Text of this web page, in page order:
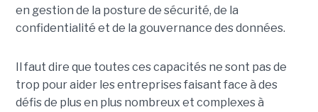
en gestion de la posture de sécurité, de la
confidentialité et de la gouvernance des données.
Il faut dire que toutes ces capacités ne sont pas de
trop pour aider les entreprises faisant face à des
défis de plus en plus nombreux et complexes à